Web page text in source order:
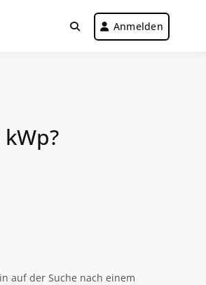
Anmelden
auf der Suche nach einem